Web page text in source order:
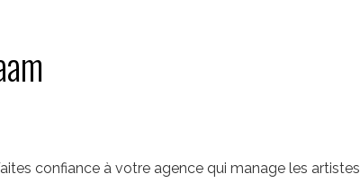
confiance à votre agence qui manage les artistes